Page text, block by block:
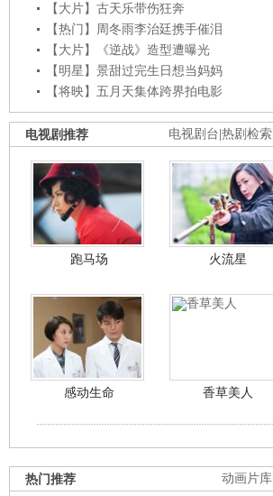
【大片】古天乐带伤狂奔
【热门】周冬雨李治廷携手催泪
【大片】《逆战》造型遭曝光
【明星】景甜过完生日想当妈妈
【将映】五月天集体跨界拍电影
电视剧台 热剧检索
电视剧推荐
跑马场 火流星
感动生命 香草美人
动画片库
热门推荐